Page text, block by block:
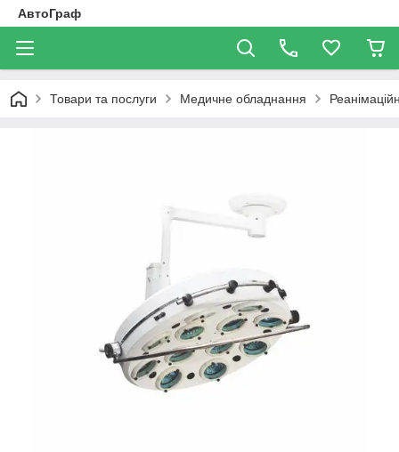
АвтоГраф
Товари та послуги Медичне обладнання